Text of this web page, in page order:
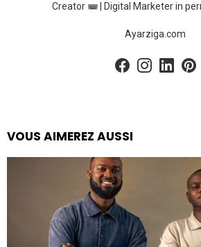
Creator
| Digital Marketer in
Ayarziga.com
facebookinstagram
linkedin
VOUS AIMEREZ AUSSI